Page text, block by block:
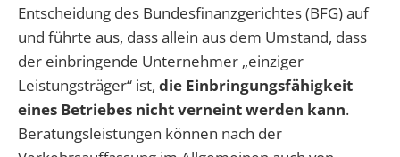
Entscheidung des Bundesfinanzgerichtes (BFG) auf
und führte aus, dass allein aus dem Umstand, dass
der einbringende Unternehmer „einziger
Leistungsträger“ ist, die Einbringungsfähigkeit
eines Betriebes nicht verneint werden kann.
Beratungsleistungen können nach der